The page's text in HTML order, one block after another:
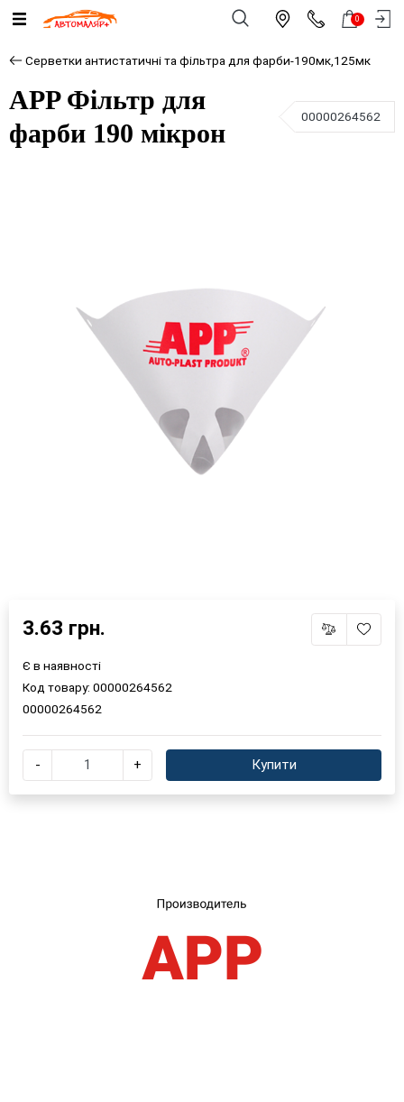
0
Серветки антистатичні та фільтра для фарби-190мк,125мк
APP Фільтр для
фарби 190 мікрон
00000264562
Оберіть мову магазину ×
3.63 грн.
Є в наявності
Код товару: 00000264562
00000264562
- + Купити